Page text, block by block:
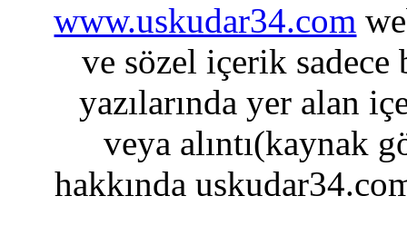
www.uskudar34.com
ve sözel içerik sadece
yazılarında yer alan
veya alıntı(kaynak
hakkında